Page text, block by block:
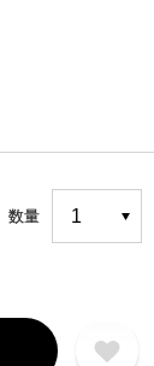
が生じておりま
了承くださいま
数量